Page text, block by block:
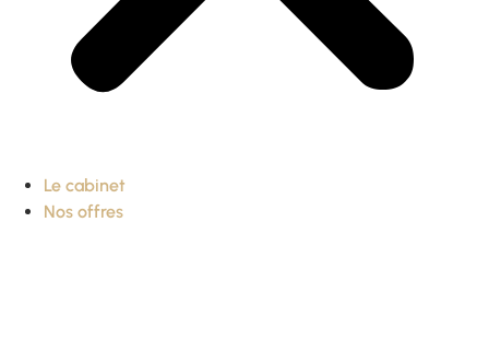
Le cabinet
Nos offres